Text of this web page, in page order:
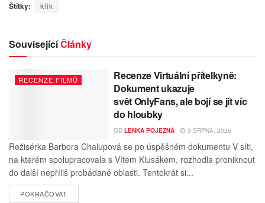
Štítky: klik
SouvisejícíČlánky
RECENZE FILMŮ
Recenze Virtuální přítelkyně:
Dokument ukazuje
svět OnlyFans, ale bojí se jít víc
do hloubky
OD LENKA POJEZNÁ 3 SRPNA, 2026
Režisérka Barbora Chalupová se po úspěšném dokumentu V síti,
na kterém spolupracovala s Vítem Klusákem, rozhodla proniknout
do další nepříliš probádané oblasti. Tentokrát si...
POKRAČOVAT